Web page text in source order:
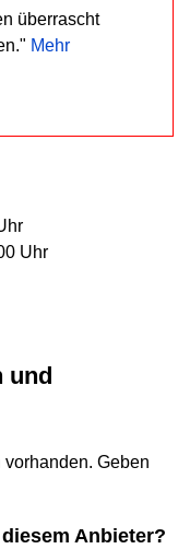
überrascht
Mehr
Uhr
und
Geben
Anbieter?